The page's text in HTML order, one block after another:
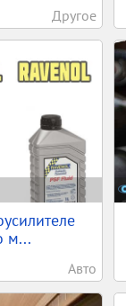
Другое
м...
Авто